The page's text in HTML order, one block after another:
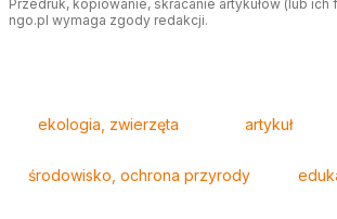
Przedruk, kopiowanie, skracanie artykułów (lub
ngo.pl wymaga zgody redakcji.
ekologia, zwierzęta artykuł
środowisko, ochrona przyrody